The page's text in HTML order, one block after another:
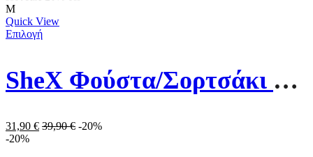
M
Quick View
Επιλογή
SheX Φούστα/Σορτσάκι Με Παγιέτες 23-24-244 Πράσινο
31,90 € 39,90€ -20%
-20%